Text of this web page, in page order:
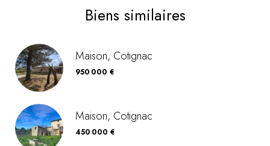
Biens similaires
Maison, Cotignac
950 000 €
Maison, Cotignac
450 000 €